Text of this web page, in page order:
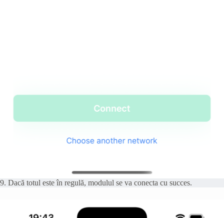
9. Dacă totul este în regulă, modulul se va conecta cu succes.